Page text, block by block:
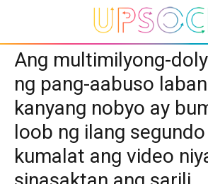
Ang multimilyong-
ng pang-aabuso
kanyang nobyo ay
loob ng ilang
kumalat ang video